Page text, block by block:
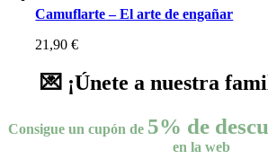
Camuflarte – El arte de engañar
21,90€
💌 ¡Únete a nuestra
Consigue un cupón de 5% de
en la web